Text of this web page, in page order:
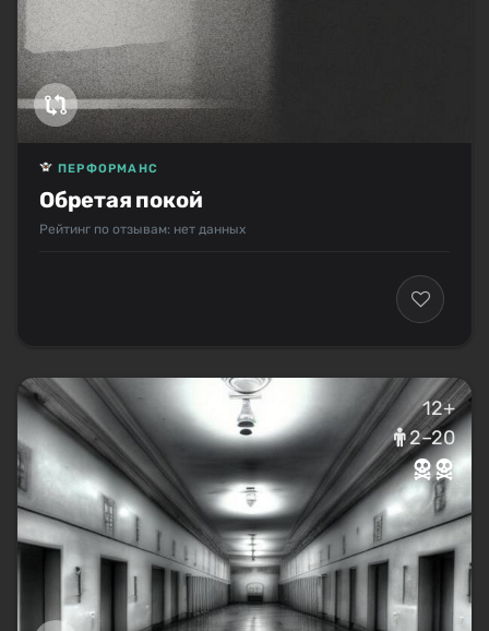
Обретая покой
ПЕРФОРМАНС
Рейтинг по отзывам: нет данных
12+
2–20